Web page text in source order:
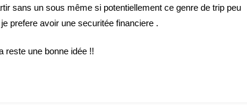
sans un sous même si potentiellement ce genre de trip peu
prefere avoir une securitée financiere .
reste une bonne idée !!